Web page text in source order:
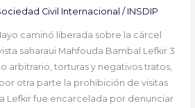
Civil Internacional / INSDIP
caminó liberada sobre la cárcel
saharaui Mahfouda Bambal Lefkir 3
arbitrario, torturas y negativos tratos,
otra parte la prohibición de visitas
Lefkir fue encarcelada por denunciar